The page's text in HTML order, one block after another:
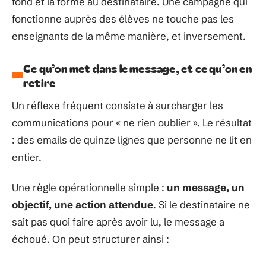
fonctionne auprès des élèves ne touche pas les
enseignants de la même manière, et inversement.
Ce qu’on met dans le message, et ce qu’on en
retire
Un réflexe fréquent consiste à surcharger les
communications pour « ne rien oublier ». Le résultat
: des emails de quinze lignes que personne ne lit en
entier.
Une règle opérationnelle simple : un message, un
objectif, une action attendue. Si le destinataire ne
sait pas quoi faire après avoir lu, le message a
échoué. On peut structurer ainsi :